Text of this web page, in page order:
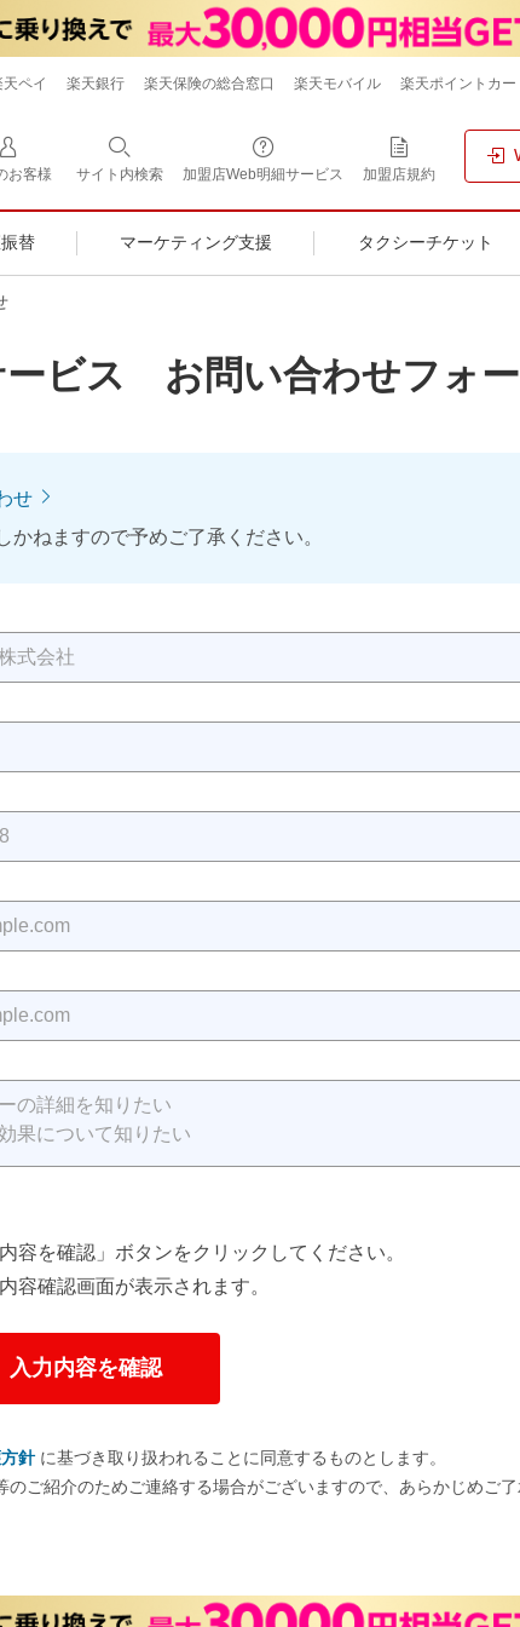
天ペイ 楽天銀行 楽天保険の総合窓口 楽天モバイル 楽天ポイントカー
お客様 サイト内検索 加盟店Web明細サービス 加盟店規約
替 マーケティング支援 タクシーチケット
ービス お問い合わせフォ
せ
ねますので予めご了承ください。
容を確認」ボタンをクリックしてください。
容確認画面が表示されます。
針に基づき取り扱われることに同意するものとします。
ご紹介のためご連絡する場合がございますので、あらかじめご了